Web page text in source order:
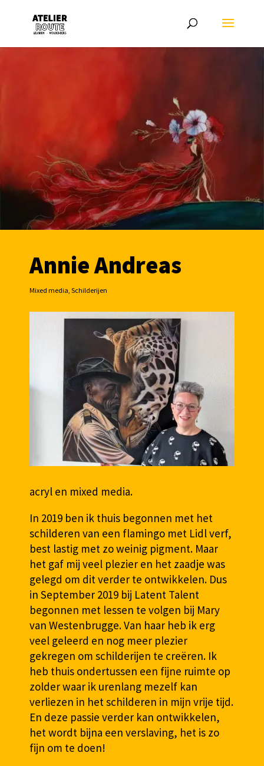
Annie Andreas
Mixed media, Schilderijen
acryl en mixed media.
In 2019 ben ik thuis begonnen met het
schilderen van een flamingo met Lidl verf,
best lastig met zo weinig pigment. Maar
het gaf mij veel plezier en het zaadje was
gelegd om dit verder te ontwikkelen. Dus
in September 2019 bij Latent Talent
begonnen met lessen te volgen bij Mary
van Westenbrugge. Van haar heb ik erg
veel geleerd en nog meer plezier
gekregen om schilderijen te creëren. Ik
heb thuis ondertussen een fijne ruimte op
zolder waar ik urenlang mezelf kan
verliezen in het schilderen in mijn vrije tijd.
En deze passie verder kan ontwikkelen,
het wordt bijna een verslaving, het is zo
fijn om te doen!